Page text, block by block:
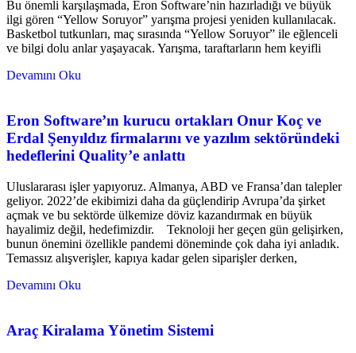
Bu önemli karşılaşmada, Eron Software’nin hazırladığı ve büyük
ilgi gören “Yellow Soruyor” yarışma projesi yeniden kullanılacak.
Basketbol tutkunları, maç sırasında “Yellow Soruyor” ile eğlenceli
ve bilgi dolu anlar yaşayacak. Yarışma, taraftarların hem keyifli
Devamını Oku
Eron Software’ın kurucu ortakları Onur Koç ve
Erdal Şenyıldız firmalarını ve yazılım sektöründeki
hedeflerini Quality’e anlattı
Uluslararası işler yapıyoruz. Almanya, ABD ve Fransa’dan talepler
geliyor. 2022’de ekibimizi daha da güçlendirip Avrupa’da şirket
açmak ve bu sektörde ülkemize döviz kazandırmak en büyük
hayalimiz değil, hedefimizdir. Teknoloji her geçen gün gelişirken,
bunun önemini özellikle pandemi döneminde çok daha iyi anladık.
Temassız alışverişler, kapıya kadar gelen siparişler derken,
Devamını Oku
Araç Kiralama Yönetim Sistemi